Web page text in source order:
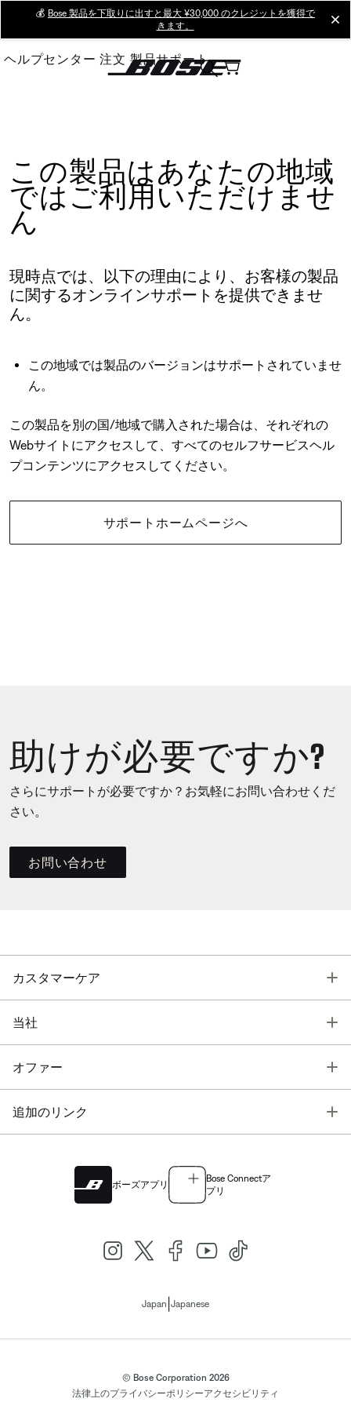
Main
💰 Bose 製品を下取りに出すと最大 ¥30,000 のクレジットを獲得で
きます。
ヘルプセンター 注文 製品サポート
この製品はあなたの地域
ではご利用いただけませ
ん
現時点では、以下の理由により、お客様の製品
に関するオンラインサポートを提供できませ
ん。
この地域では製品のバージョンはサポートされていませ
ん。
この製品を別の国/地域で購入された場合は、それぞれの
Webサイトにアクセスして、すべてのセルフサービスヘル
プコンテンツにアクセスしてください。
サポートホームページへ
助けが必要ですか?
さらにサポートが必要ですか？お気軽にお問い合わせくだ
さい。
お問い合わせ
カスタマーケア
当社
オファー
追加のリンク
ボーズアプリ
Bose Connectア
プリ
Japan Japanese
© Bose Corporation 2026
法律上のプライバシーポリシーアクセシビリティ